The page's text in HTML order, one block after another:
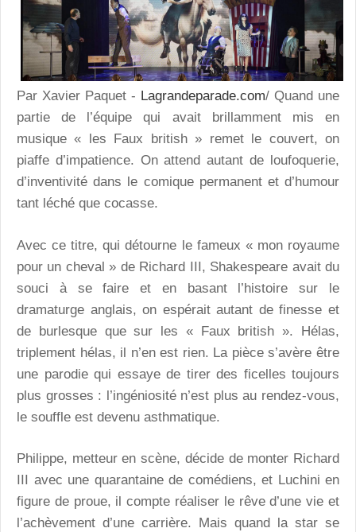
Par Xavier Paquet - Lagrandeparade.com/ Quand une
partie de l’équipe qui avait brillamment mis en
musique « les Faux british » remet le couvert, on
piaffe d’impatience. On attend autant de loufoquerie,
d’inventivité dans le comique permanent et d’humour
tant léché que cocasse.
Avec ce titre, qui détourne le fameux « mon royaume
pour un cheval » de Richard III, Shakespeare avait du
souci à se faire et en basant l’histoire sur le
dramaturge anglais, on espérait autant de finesse et
de burlesque que sur les « Faux british ». Hélas,
triplement hélas, il n’en est rien. La pièce s’avère être
une parodie qui essaye de tirer des ficelles toujours
plus grosses : l’ingéniosité n’est plus au rendez-vous,
le souffle est devenu asthmatique.
Philippe, metteur en scène, décide de monter Richard
III avec une quarantaine de comédiens, et Luchini en
figure de proue, il compte réaliser le rêve d’une vie et
l’achèvement d’une carrière. Mais quand la star se